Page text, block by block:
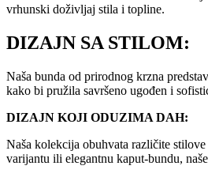
vrhunski doživljaj stila i topline.
DIZAJN SA STILOM:
Naša bunda od prirodnog krzna
kako bi pružila savršeno ugođen i
DIZAJN KOJI ODUZIMA DAH:
Naša kolekcija obuhvata različite
varijantu ili elegantnu kaput-bundu,